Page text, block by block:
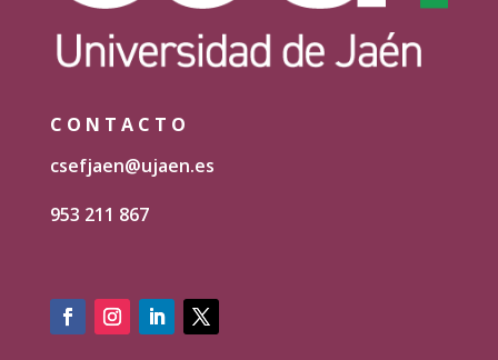
CONTACTO
csefjaen@ujaen.es
953 211 867